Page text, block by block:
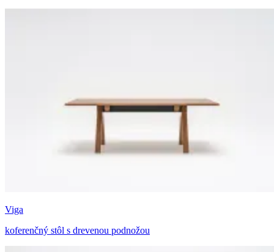
Viga
koferenčný stôl s drevenou podnožou